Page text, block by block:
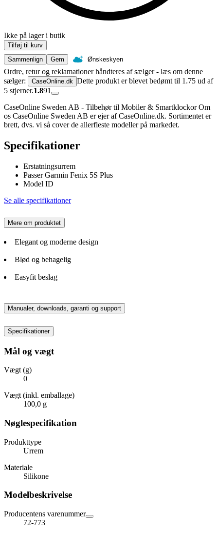
Ikke på lager i butik
Tilføj til kurv
Sammenlign
Gem Ønskeskyen
Ordre, retur og reklamationer håndteres af sælger - læs om denne
sælger:
CaseOnline.dk Dette produkt er blevet bedømt til 1.75 ud af
5 stjerner.1.891
CaseOnline Sweden AB - Tilbehør til Mobiler & Smartklockor Om
os CaseOnline Sweden AB er ejer af CaseOnline.dk. Sortimentet er
brett, dvs. vi så cover de allerfleste modeller på markedet.
Specifikationer
Erstatningsurrem
Passer Garmin Fenix 5S Plus
Model ID
Se alle specifikationer
Mere om produktet
Elegant og moderne design
Blød og behagelig
Easyfit beslag
Manualer, downloads, garanti og support
Specifikationer
Mål og vægt
Vægt (g)
0
Vægt (inkl. emballage)
100,0 g
Nøglespecifikation
Produkttype
Urrem
Materiale
Silikone
Modelbeskrivelse
Producentens varenummer
72-773